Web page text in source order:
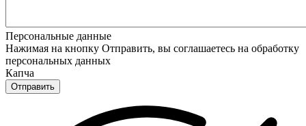
Персональные данные
Нажимая на кнопку Отправить, вы соглашаетесь на обработку
персональных данных
Капча
Отправить